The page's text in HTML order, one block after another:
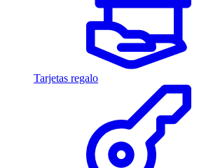
Tarjetas regalo